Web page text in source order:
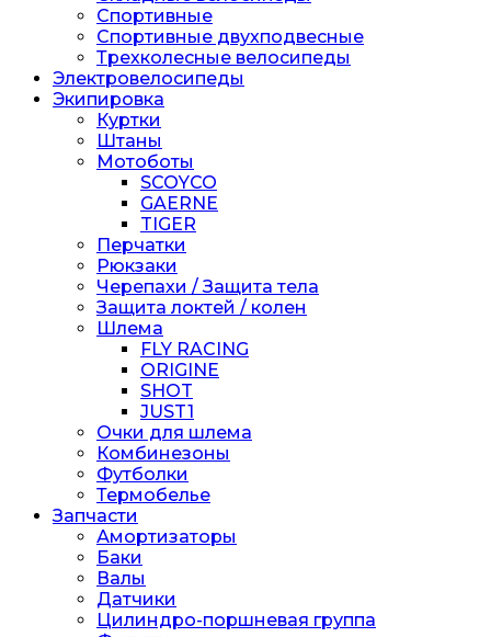
Спортивные
Спортивные двухподвесные
Трехколесные велосипеды
Электровелосипеды
Экипировка
Куртки
Штаны
Мотоботы
SCOYCO
GAERNE
TIGER
Перчатки
Рюкзаки
Черепахи / Защита тела
Защита локтей / колен
Шлема
FLY RACING
ORIGINE
SHOT
JUST1
Очки для шлема
Комбинезоны
Футболки
Термобелье
Запчасти
Амортизаторы
Баки
Валы
Датчики
Цилиндро-поршневая группа